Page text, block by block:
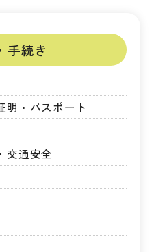
手続き
明・パスポート
交通安全